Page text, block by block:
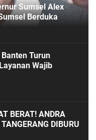
Sumsel Alex
Berduka
Turun
Wajib
BERAT! ANDRA
DIBURU